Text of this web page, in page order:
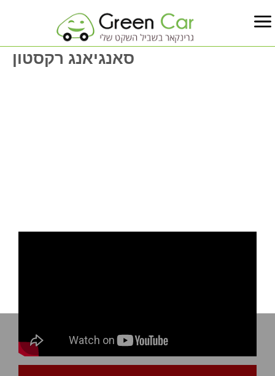
סאנגיאנג רקסטון